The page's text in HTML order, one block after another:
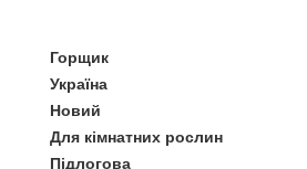
Горщик
Україна
Новий
Для кімнатних рослин
Підлогова